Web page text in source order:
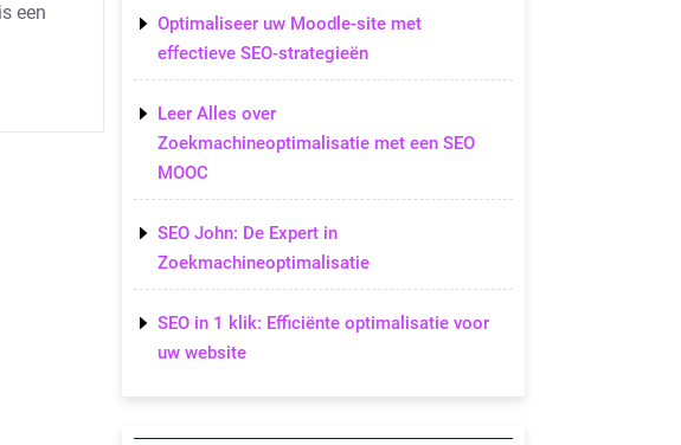
een
Optimaliseer uw Moodle-site met
effectieve SEO-strategieën
Leer Alles over
Zoekmachineoptimalisatie met een SEO
MOOC
SEO John: De Expert in
Zoekmachineoptimalisatie
SEO in 1 klik: Efficiënte optimalisatie voor
uw website